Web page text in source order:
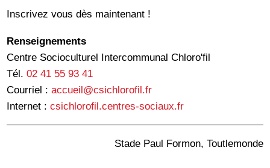
Inscrivez vous dès maintenant !
Renseignements
Centre Socioculturel Intercommunal Chloro'fil
Tél.02 41 55 93 41
Courriel :accueil@csichlorofil.fr
Internet :csichlorofil.centres-sociaux.fr
Stade Paul Formon, Toutlemonde